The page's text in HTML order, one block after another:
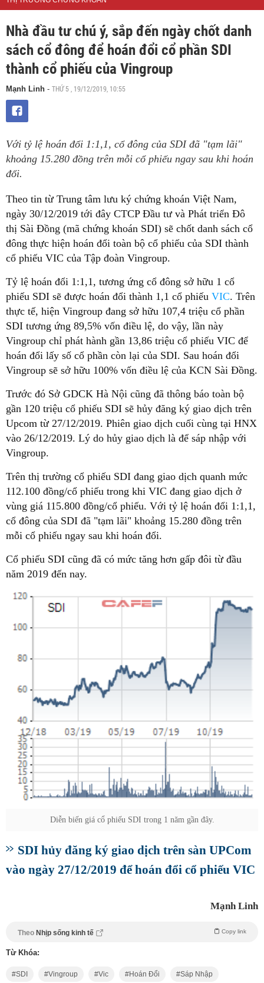
Nhà đầu tư chú ý, sắp đến ngày chốt danh
sách cổ đông để hoán đổi cổ phần SDI
thành cổ phiếu của Vingroup
Mạnh Linh - THỨ 5 , 19/12/2019, 10:55
Với tỷ lệ hoán đổi 1:1,1, cổ đông của SDI đã "tạm lãi"
khoảng 15.280 đồng trên mỗi cổ phiếu ngay sau khi hoán
đổi.
Theo tin từ Trung tâm lưu ký chứng khoán Việt Nam,
ngày 30/12/2019 tới đây CTCP Đầu tư và Phát triển Đô
thị Sài Đồng (mã chứng khoán SDI) sẽ chốt danh sách cổ
đông thực hiện hoán đổi toàn bộ cổ phiếu của SDI thành
cổ phiếu VIC của Tập đoàn Vingroup.
Tỷ lệ hoán đổi 1:1,1, tương ứng cổ đông sở hữu 1 cổ
phiếu SDI sẽ được hoán đổi thành 1,1 cổ phiếu VIC. Trên
thực tế, hiện Vingroup đang sở hữu 107,4 triệu cổ phần
SDI tương ứng 89,5% vốn điều lệ, do vậy, lần này
Vingroup chỉ phát hành gần 13,86 triệu cổ phiếu VIC để
hoán đổi lấy số cổ phần còn lại của SDI. Sau hoán đổi
Vingroup sẽ sở hữu 100% vốn điều lệ của KCN Sài Đồng.
Trước đó Sở GDCK Hà Nội cũng đã thông báo toàn bộ
gần 120 triệu cổ phiếu SDI sẽ hủy đăng ký giao dịch trên
Upcom từ 27/12/2019. Phiên giao dịch cuối cùng tại HNX
vào 26/12/2019. Lý do hủy giao dịch là để sáp nhập với
Vingroup.
Trên thị trường cổ phiếu SDI đang giao dịch quanh mức
112.100 đồng/cổ phiếu trong khi VIC đang giao dịch ở
vùng giá 115.800 đồng/cổ phiếu. Với tỷ lệ hoán đổi 1:1,1,
cổ đông của SDI đã "tạm lãi" khoảng 15.280 đồng trên
mỗi cổ phiếu ngay sau khi hoán đổi.
Cổ phiếu SDI cũng đã có mức tăng hơn gấp đôi từ đầu
năm 2019 đến nay.
Diễn biến giá cổ phiếu SDI trong 1 năm gần đây.
SDI hủy đăng ký giao dịch trên sàn UPCom
vào ngày 27/12/2019 để hoán đổi cổ phiếu VIC
Mạnh Linh
Theo Nhịp sống kinh tế Copy link
Từ Khóa:
SDI Vingroup Vic Hoán Đổi Sáp Nhập